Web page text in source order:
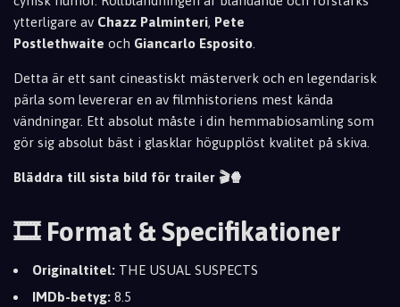
ytterligare av Chazz Palminteri, Pete
Postlethwaite och Giancarlo Esposito
Detta är ett sant cineastiskt mästerverk och en legendarisk
pärla som levererar en av filmhistoriens mest kända
vändningar. Ett absolut måste i din hemmabiosamling som
gör sig absolut bäst i glasklar högupplöst kvalitet på skiva.
Bläddra till sista bild för trailer 🎬🍿
🎞️ Format & Specifikationer
Originaltitel: THE USUAL SUSPECTS
IMDb-betyg: 8. 5